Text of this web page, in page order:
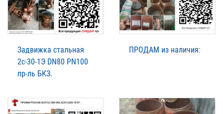
Задвижка стальная
2с-30-1Э DN80 PN100
пр-ль БКЗ.
ПРОДАМ из наличия: